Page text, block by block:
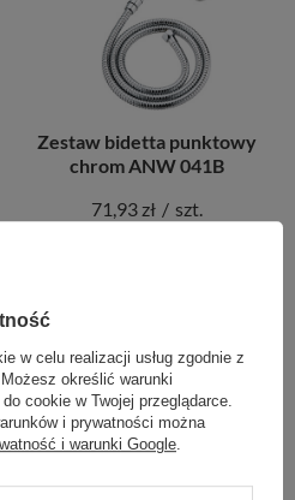
Zestaw bidetta punktowy
chrom ANW 041B
71,93 zł / szt.
w celu realizacji usług zgodnie z
określić warunki
cookie w Twojej przeglądarce.
i prywatności można
i warunki Google.